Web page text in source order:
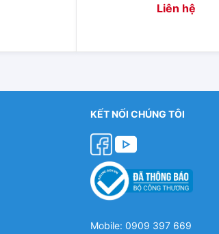
Liên hệ
KẾT NỐI CHÚNG TÔI
Mobile: 0909 397 669